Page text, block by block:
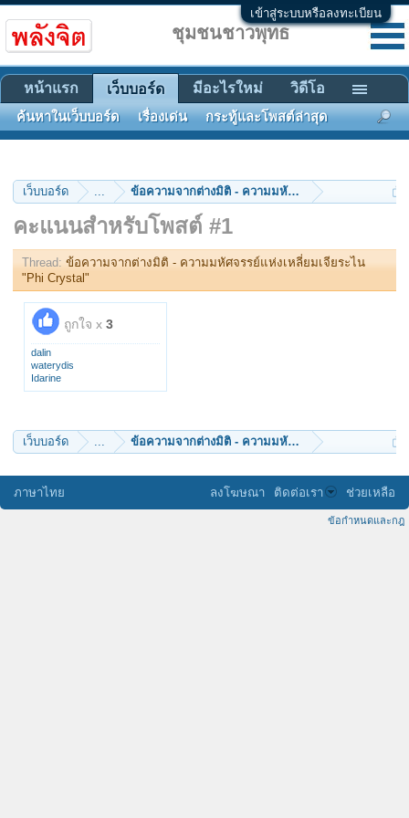
เข้าสู่ระบบหรือลงทะเบียน
เว็บบอร์ด ... ข้อความจากต่างมิติ - ความมหัศจรรย์แห่งเหลี่ยมเจียร
คะแนนสำหรับโพสต์ #1
Thread: ข้อความจากต่างมิติ - ความมหัศจรรย์แห่งเหลี่ยมเจียระไน
"Phi Crystal"
ถูกใจ x 3
dalin
waterydis
Idarine
เว็บบอร์ด ... ข้อความจากต่างมิติ - ความมหัศจรรย์แห่งเหลี่ยมเจียร
ชุมชนชาวพุทธ
หน้าแรก เว็บบอร์ด
ค้นหาในเว็บบอร์ด เรื่องเด่น กระทู้และโพสต์ล่าสุด
มีอะไรใหม่ วิดีโอ
ภาษาไทย ลงโฆษณา ติดต่อเรา ช่วยเหลือ
ข้อกำหนดและกฎ